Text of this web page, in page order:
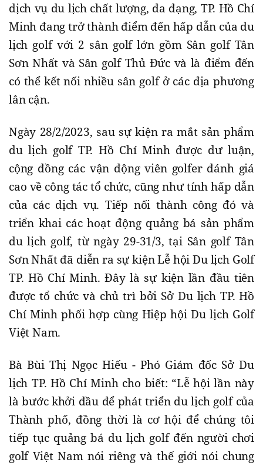
dịch vụ du lịch chất lượng, đa đạng, TP. Hồ Chí
Minh đang trở thành điểm đến hấp dẫn của du
lịch golf với 2 sân golf lớn gồm Sân golf Tân
Sơn Nhất và Sân golf Thủ Đức và là điểm đến
có thể kết nối nhiều sân golf ở các địa phương
lân cận.
Ngày 28/2/2023, sau sự kiện ra mắt sản phẩm
du lịch golf TP. Hồ Chí Minh được dư luận,
cộng đồng các vận động viên golfer đánh giá
cao về công tác tổ chức, cũng như tính hấp dẫn
của các dịch vụ. Tiếp nối thành công đó và
triển khai các hoạt động quảng bá sản phẩm
du lịch golf, từ ngày 29-31/3, tại Sân golf Tân
Sơn Nhất đã diễn ra sự kiện Lễ hội Du lịch Golf
TP. Hồ Chí Minh. Đây là sự kiện lần đầu tiên
được tổ chức và chủ trì bởi Sở Du lịch TP. Hồ
Chí Minh phối hợp cùng Hiệp hội Du lịch Golf
Việt Nam.
Bà Bùi Thị Ngọc Hiếu - Phó Giám đốc Sở Du
lịch TP. Hồ Chí Minh cho biết: “Lễ hội lần này
là bước khởi đầu để phát triển du lịch golf của
Thành phố, đồng thời là cơ hội để chúng tôi
tiếp tục quảng bá du lịch golf đến người chơi
golf Việt Nam nói riêng và thế giới nói chung